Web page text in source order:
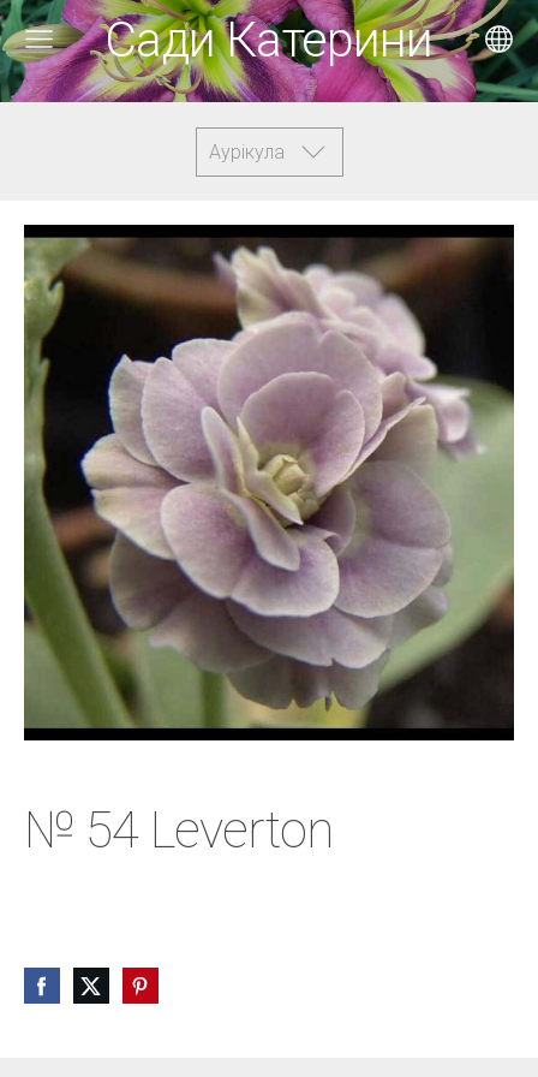
Сади Катерини
Аурікула
№ 54 Leverton